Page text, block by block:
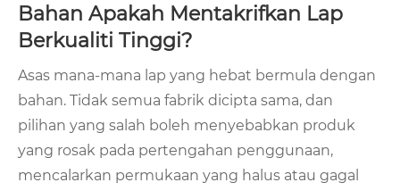
Bahan Apakah Mentakrifkan Lap
Berkualiti Tinggi?
Asas mana-mana lap yang hebat bermula dengan
bahan. Tidak semua fabrik dicipta sama, dan
pilihan yang salah boleh menyebabkan produk
yang rosak pada pertengahan penggunaan,
mencalarkan permukaan yang halus atau gagal